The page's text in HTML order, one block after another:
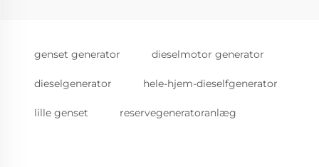
genset generator dieselmotor generator
dieselgenerator hele-hjem-dieselfgenerator
lille genset reservegeneratoranlæg